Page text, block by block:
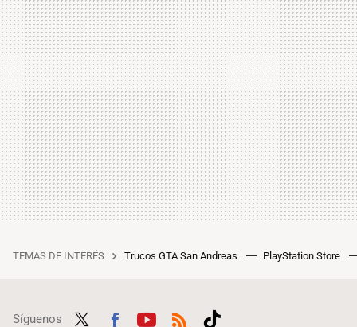
TEMAS DE INTERÉS Trucos GTA San Andreas PlayStation Store
Síguenos